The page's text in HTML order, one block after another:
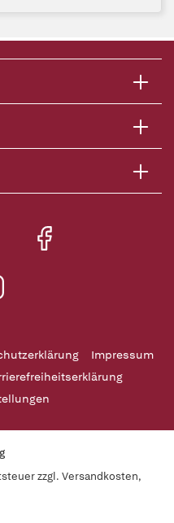
Impressum
zzgl. Versandkosten,